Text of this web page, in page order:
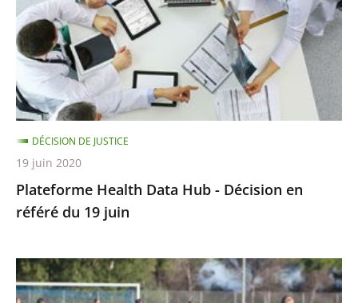
-
Décision
en
référé
du
19
juin
Plateforme Health Data Hub - Décision en
référé du 19 juin
DÉCISION DE JUSTICE
19 juin 2020
Championnats
de